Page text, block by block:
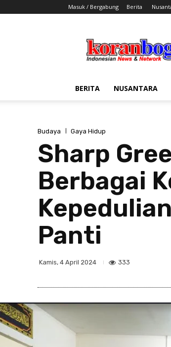
Masuk / Bergabung Berita
BERITA NUSANTARA
Budaya Gaya Hidup
Sharp
Berbagai
Panti
Kamis, 4 April 2024 333